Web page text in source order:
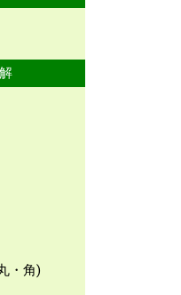
・角)